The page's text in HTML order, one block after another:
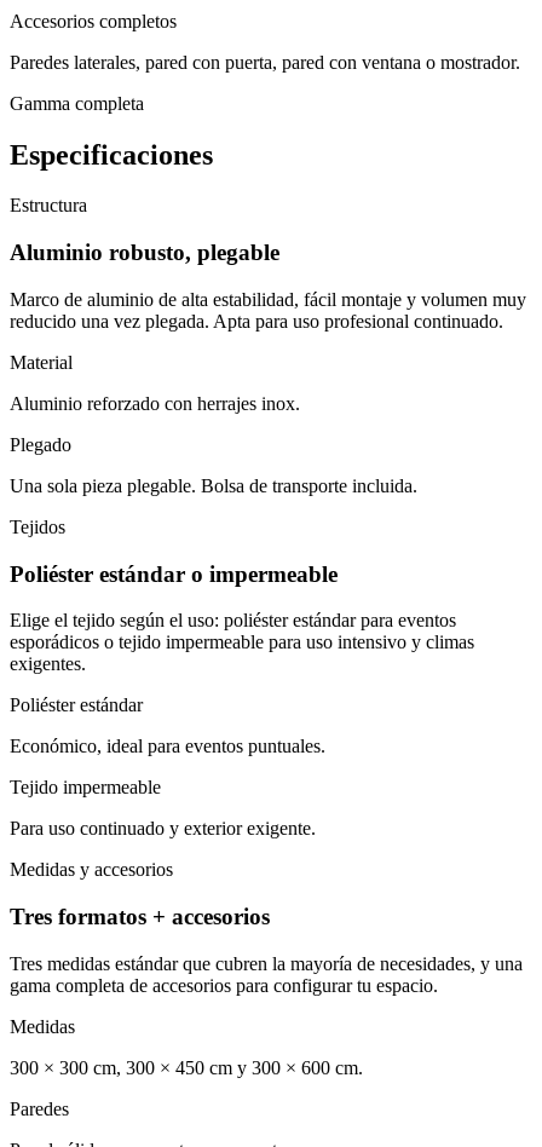
Accesorios completos
Paredes laterales, pared con puerta, pared con ventana o mostrador.
Gamma completa
Especificaciones
Estructura
Aluminio robusto, plegable
Marco de aluminio de alta estabilidad, fácil montaje y volumen muy
reducido una vez plegada. Apta para uso profesional continuado.
Material
Aluminio reforzado con herrajes inox.
Plegado
Una sola pieza plegable. Bolsa de transporte incluida.
Tejidos
Poliéster estándar o impermeable
Elige el tejido según el uso: poliéster estándar para eventos
esporádicos o tejido impermeable para uso intensivo y climas
exigentes.
Poliéster estándar
Económico, ideal para eventos puntuales.
Tejido impermeable
Para uso continuado y exterior exigente.
Medidas y accesorios
Tres formatos + accesorios
Tres medidas estándar que cubren la mayoría de necesidades, y una
gama completa de accesorios para configurar tu espacio.
Medidas
300 × 300 cm, 300 × 450 cm y 300 × 600 cm.
Paredes